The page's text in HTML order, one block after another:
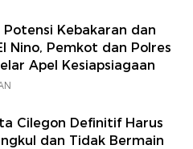
Kebakaran dan
Nino, Pemkot dan Polres
Apel Kesiapsiagaan
Cilegon Definitif Harus
dan Tidak Bermain